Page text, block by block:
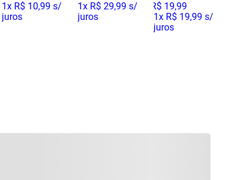
1x R$ 10,99 s/
juros
1x R$ 29,99 s/
juros
R$ 19,99
1x R$ 19,99 s/
juros